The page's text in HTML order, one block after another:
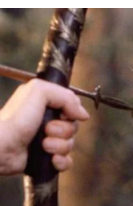
Contatti